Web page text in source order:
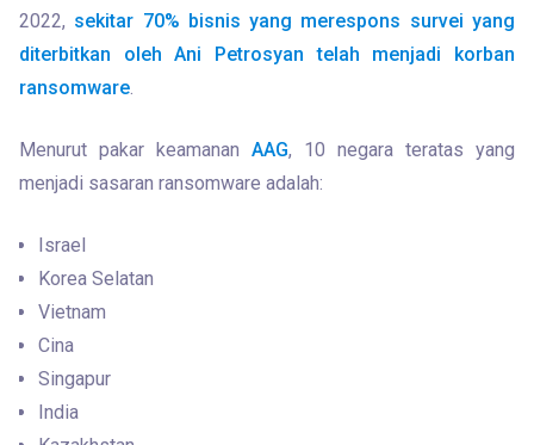
2022, sekitar 70% bisnis yang merespons survei yang
diterbitkan oleh Ani Petrosyan telah menjadi korban
ransomware.
Menurut pakar keamanan AAG, 10 negara teratas yang
menjadi sasaran ransomware adalah:
Israel
Korea Selatan
Vietnam
Cina
Singapur
India